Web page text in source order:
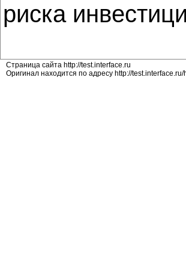
риска
Страница сайта http://test.interface.ru
Оригинал находится по адресу http://